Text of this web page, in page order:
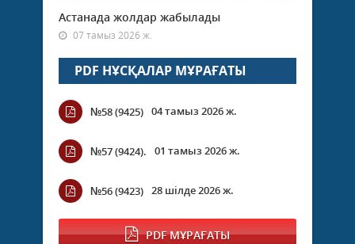
Астанада жолдар жабылады
07 тамыз 2026 ж.
PDF НҰСҚАЛАР МҰРАҒАТЫ
№58 (9425) 04 тамыз 2026 ж.
№57 (9424). 01 тамыз 2026 ж.
№56 (9423) 28 шілде 2026 ж.
PDF МҰРАҒАТЫ